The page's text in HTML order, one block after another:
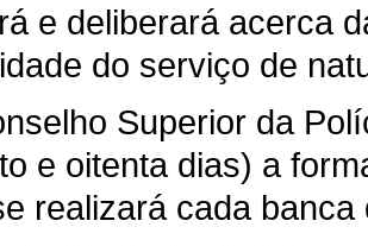
e deliberará acerca
do serviço de
Superior da
e oitenta dias) a
realizará cada banca